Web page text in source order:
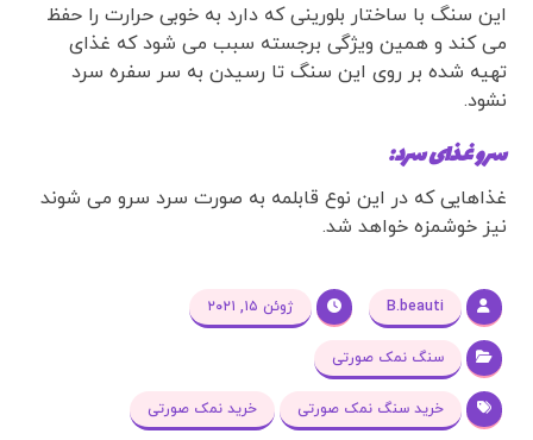
این سنگ با ساختار بلورینی که دارد به خوبی حرارت را حفظ
می کند و همین ویژگی برجسته سبب می شود که غذای
تهیه شده بر روی این سنگ تا رسیدن به سر سفره سرد
نشود.
سرو غذای سرد:
غذاهایی که در این نوع قابلمه به صورت سرد سرو می شوند
نیز خوشمزه خواهد شد.
B.beauti ژوئن ۱۵, ۲۰۲۱
سنگ نمک صورتی
خرید سنگ نمک صورتی خرید نمک صورتی